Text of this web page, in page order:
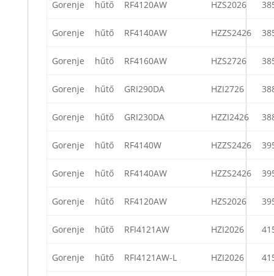
Gorenje hűtő RF4120AW HZS2026
Gorenje hűtő RF4140AW HZZS2426
Gorenje hűtő RF4160AW HZS2726
Gorenje hűtő GRI290DA HZI2726
Gorenje hűtő GRI230DA HZZI2426
Gorenje hűtő RF4140W HZZS2426
Gorenje hűtő RF4140AW HZZS2426
Gorenje hűtő RF4120AW HZS2026
Gorenje hűtő RFI4121AW HZI2026
Gorenje hűtő RFI4121AW-L HZI2026